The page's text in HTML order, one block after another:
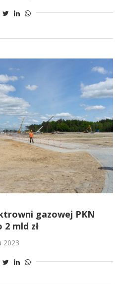
gazowej PKN
mld zł
2023